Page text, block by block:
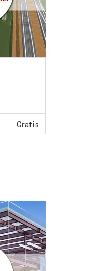
Gratis